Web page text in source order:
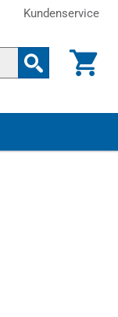
Kundenservice